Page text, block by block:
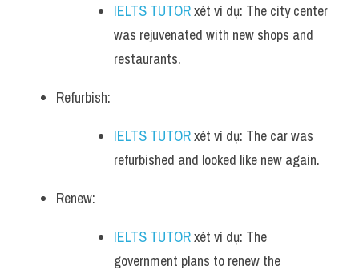
IELTS TUTOR xét ví dụ: The city center
was rejuvenated with new shops and
restaurants.
Refurbish:
IELTS TUTOR xét ví dụ: The car was
refurbished and looked like new again.
Renew:
IELTS TUTOR xét ví dụ: The
government plans to renew the